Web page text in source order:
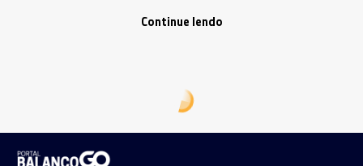
do governo japonês, a primeira desde 2014, para
um grande objetivo é obtermos acesso ao mercado
Continue lendo